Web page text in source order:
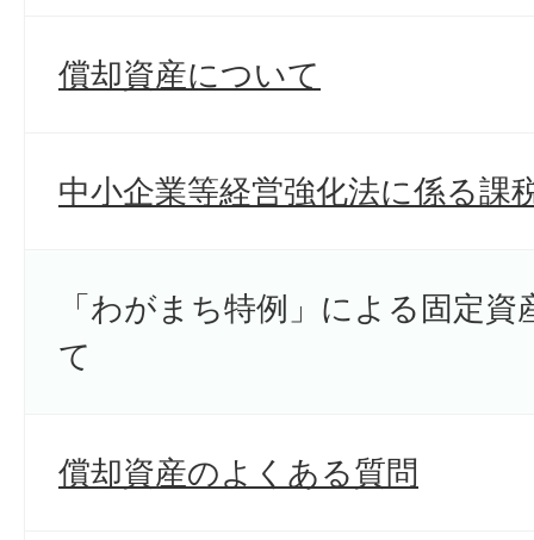
償却資産について
中小企業等経営強化法に係る課
「わがまち特例」による固定
て
償却資産のよくある質問